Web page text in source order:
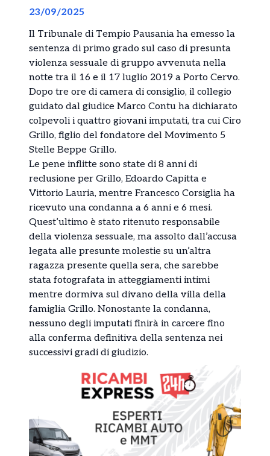
23/09/2025
Il Tribunale di Tempio Pausania ha emesso la
sentenza di primo grado sul caso di presunta
violenza sessuale di gruppo avvenuta nella
notte tra il 16 e il 17 luglio 2019 a Porto Cervo.
Dopo tre ore di camera di consiglio, il collegio
guidato dal giudice Marco Contu ha dichiarato
colpevoli i quattro giovani imputati, tra cui Ciro
Grillo, figlio del fondatore del Movimento 5
Stelle Beppe Grillo.
Le pene inflitte sono state di 8 anni di
reclusione per Grillo, Edoardo Capitta e
Vittorio Lauria, mentre Francesco Corsiglia ha
ricevuto una condanna a 6 anni e 6 mesi.
Quest’ultimo è stato ritenuto responsabile
della violenza sessuale, ma assolto dall’accusa
legata alle presunte molestie su un’altra
ragazza presente quella sera, che sarebbe
stata fotografata in atteggiamenti intimi
mentre dormiva sul divano della villa della
famiglia Grillo. Nonostante la condanna,
nessuno degli imputati finirà in carcere fino
alla conferma definitiva della sentenza nei
successivi gradi di giudizio.